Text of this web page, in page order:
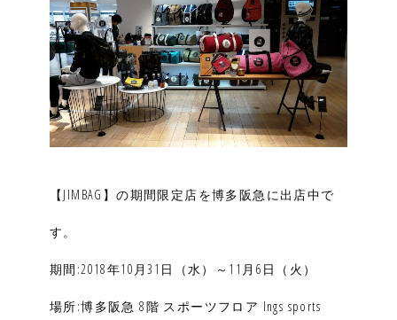
【JIMBAG】の期間限定店を博多阪急に出店中で
す。
期間:2018年10月31日（水）～11月6日（火）
場所:博多阪急 8階 スポーツフロア Ings sports